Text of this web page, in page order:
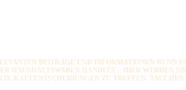
BEITRÄGE UND INFORMATIONEN RUND
HAUSHALTSWAREN HANDELT – HIER WERDEN
KAUFENTSCHEIDUNGEN ZU TREFFEN.